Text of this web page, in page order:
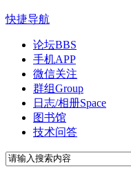
快捷导航
论坛BBS
手机APP
微信关注
群组Group
日志/相册Space
图书馆
技术问答